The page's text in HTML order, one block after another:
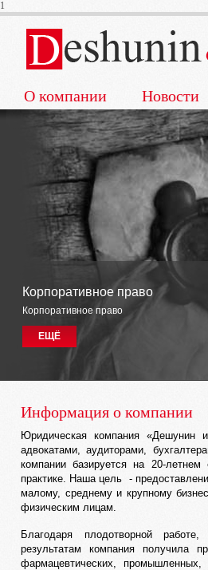
1
О компании Новости
Корпоративное право
Корпоративное право
ЕЩЁ
Информация о компании
Юридическая компания «Дешунин
адвокатами, аудиторами,
компании базируется на 20-
практике. Наша цель -
малому, среднему и крупному
физическим лицам.
Благодаря плодотворной
результатам компания получила
фармацевтических,